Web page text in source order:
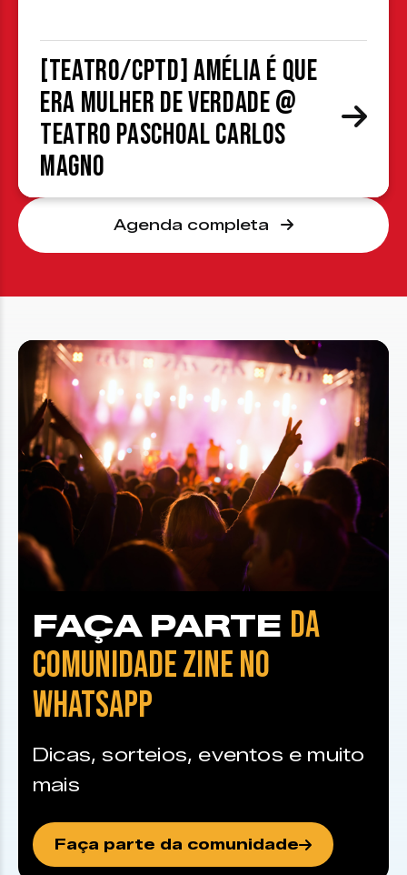
[TEATRO/CPTD] Amélia é que
era mulher de verdade @
Teatro Paschoal Carlos
Magno
Agenda completa
FAÇA PARTE DA
COMUNIDADE ZINE NO
WHATSAPP
Dicas, sorteios, eventos e muito
mais
Faça parte da comunidade